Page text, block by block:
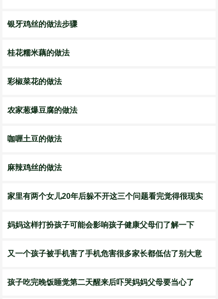
银牙鸡丝的做法步骤
桂花糯米藕的做法
彩椒菜花的做法
农家葱爆豆腐的做法
咖喱土豆的做法
麻辣鸡丝的做法
家里有两个女儿20年后躲不开这三个问题看完觉得很现实
妈妈这样打扮孩子可能会影响孩子健康父母们了解一下
又一个孩子被手机害了手机危害很多家长都低估了别大意
孩子吃完晚饭睡觉第二天醒来后吓哭妈妈父母要当心了